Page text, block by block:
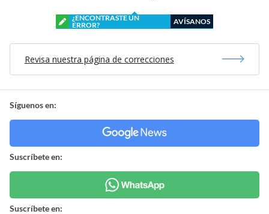
¿ENCONTRASTE UN
ERROR?
AVÍSANOS
Revisa nuestra página de correcciones
Síguenos en:
Suscríbete en:
Suscríbete en: